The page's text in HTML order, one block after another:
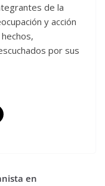
de la
y acción
por sus
en